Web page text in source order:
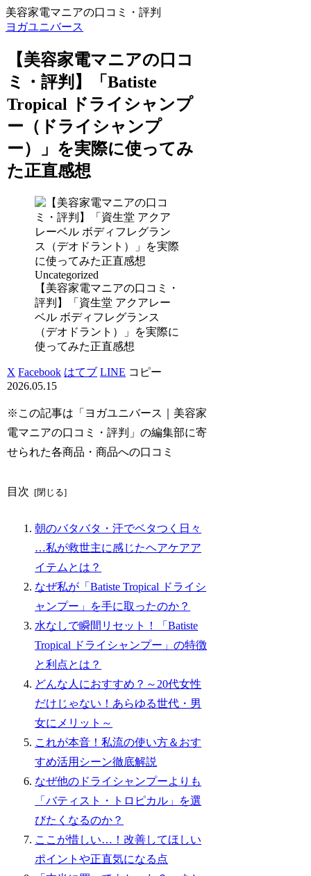
美容家電マニアの口コミ・評判
ヨガユニバース
【美容家電マニアの口コ
ミ・評判】「Batiste
Tropical ドライシャンプ
ー（ドライシャンプ
ー）」を実際に使ってみ
た正直感想
Uncategorized
【美容家電マニアの口コミ・
評判】「資生堂 アクアレー
ベル ボディフレグランス
（デオドラント）」を実際に
使ってみた正直感想
X Facebook はてブ LINE コピー
2026.05.15
※この記事は「ヨガユニバース｜美容家
電マニアの口コミ・評判」の編集部に寄
せられた各商品・商品への口コミ
目次
朝のバタバタ・汗でベタつく日々
…私が救世主に感じたヘアケアア
イテムとは？
なぜ私が「Batiste Tropical ドライシ
ャンプー」を手に取ったのか？
水なしで瞬間リセット！「Batiste
Tropical ドライシャンプー」の特徴
と利点とは？
どんな人におすすめ？～20代女性
だけじゃない！あらゆる世代・男
女にメリット～
これが本音！私流の使い方＆おす
すめ活用シーン徹底解説
なぜ他のドライシャンプーよりも
「バティスト・トロピカル」を選
びたくなるのか？
ここが惜しい…！改善してほしい
ポイントや正直気になる点